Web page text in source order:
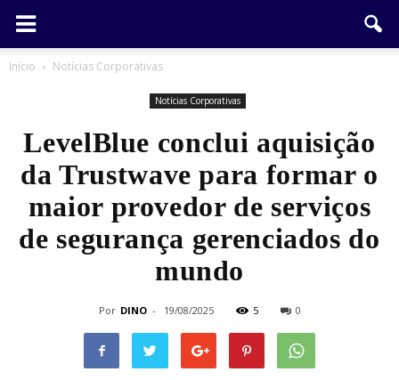
Início Notícias Corporativas
Notícias Corporativas
LevelBlue conclui aquisição
da Trustwave para formar o
maior provedor de serviços
de segurança gerenciados do
mundo
Por DINO - 19/08/2025 5 0